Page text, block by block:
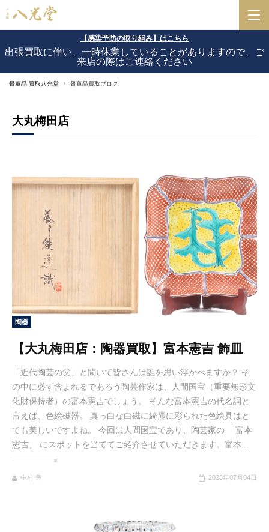
【感染予防の取り組み】はこちら
出張買取に伴い、一時休業していることがありますので、ご
来店の際はご連絡ください
骨董品 買取八光堂 骨董品買取ブログ
大丸梅田店
陶器
【大丸梅田店：陶器買取】富本憲吉 飾皿
「近代陶芸の父」と聞いて皆さんは誰を思い浮かべますか？ そ
の中に必ず含まれるであろう陶芸作家は、人間国宝（重要無形文
化財保持者）の富本憲吉でしょう。 そんな富本憲吉の代名詞と
言えば、色絵磁器。 真っ白な白磁に綺麗に彩られた色絵具はと
ても美しいですよね。 今回は人間国宝であり、陶芸家の 「富本
憲吉」 にスポットを当ててご紹介させていただきます。富本...
中村 良 2020年07月04日